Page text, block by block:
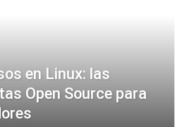
en Linux: las
Open Source para